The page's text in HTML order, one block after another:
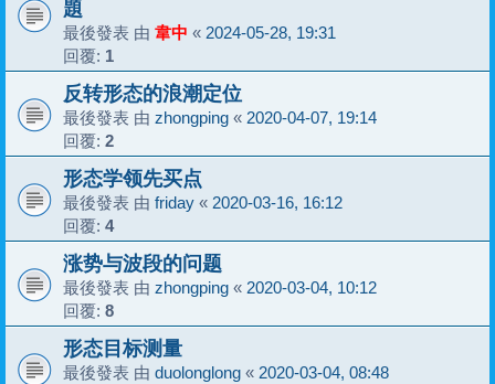
題
最後發表 由 韋中 « 2024-05-28, 19:31
回覆: 1
反转形态的浪潮定位
最後發表 由 zhongping « 2020-04-07, 19:14
回覆: 2
形态学领先买点
最後發表 由 friday « 2020-03-16, 16:12
回覆: 4
涨势与波段的问题
最後發表 由 zhongping « 2020-03-04, 10:12
回覆: 8
形态目标测量
最後發表 由 duolonglong « 2020-03-04, 08:48